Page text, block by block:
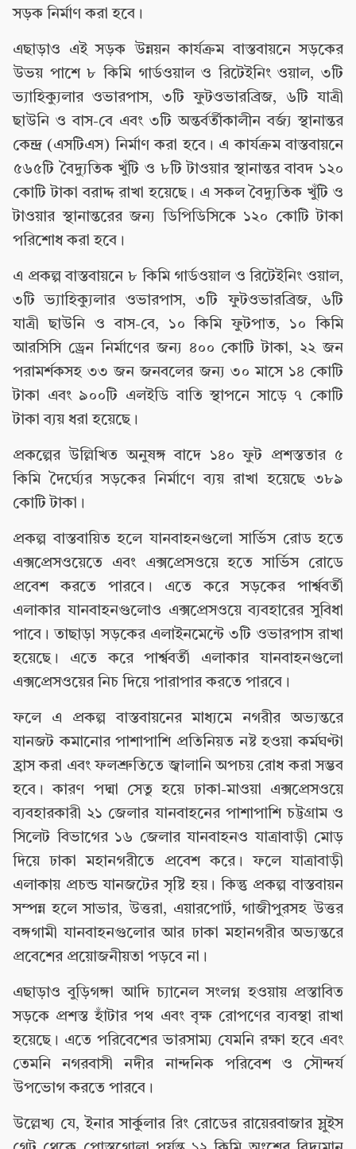
সড়ক নির্মাণ করা হবে।
এছাড়াও এই সড়ক উন্নয়ন কার্যক্রম বাস্তবায়নে সড়কের
উভয় পাশে ৮ কিমি গার্ডওয়াল ও রিটেইনিং ওয়াল, ৩টি
ভ্যাহিক্যুলার ওভারপাস, ৩টি ফুটওভারব্রিজ, ৬টি যাত্রী
ছাউনি ও বাস-বে এবং ৩টি অন্তর্বর্তীকালীন বর্জ্য স্থানান্তর
কেন্দ্র (এসটিএস) নির্মাণ করা হবে। এ কার্যক্রম বাস্তবায়নে
৫৬৫টি বৈদ্যুতিক খুঁটি ও ৮টি টাওয়ার স্থানান্তর বাবদ ১২০
কোটি টাকা বরাদ্দ রাখা হয়েছে। এ সকল বৈদ্যুতিক খুঁটি ও
টাওয়ার স্থানান্তরের জন্য ডিপিডিসিকে ১২০ কোটি টাকা
পরিশোধ করা হবে।
এ প্রকল্প বাস্তবায়নে ৮ কিমি গার্ডওয়াল ও রিটেইনিং ওয়াল,
৩টি ভ্যাহিক্যুলার ওভারপাস, ৩টি ফুটওভারব্রিজ, ৬টি
যাত্রী ছাউনি ও বাস-বে, ১০ কিমি ফুটপাত, ১০ কিমি
আরসিসি ড্রেন নির্মাণের জন্য ৪০০ কোটি টাকা, ২২ জন
পরামর্শকসহ ৩৩ জন জনবলের জন্য ৩০ মাসে ১৪ কোটি
টাকা এবং ৯০০টি এলইডি বাতি স্থাপনে সাড়ে ৭ কোটি
টাকা ব্যয় ধরা হয়েছে।
প্রকল্পের উল্লিখিত অনুষঙ্গ বাদে ১৪০ ফুট প্রশস্ততার ৫
কিমি দৈর্ঘ্যের সড়কের নির্মাণে ব্যয় রাখা হয়েছে ৩৮৯
কোটি টাকা।
প্রকল্প বাস্তবায়িত হলে যানবাহনগুলো সার্ভিস রোড হতে
এক্সপ্রেসওয়েতে এবং এক্সপ্রেসওয়ে হতে সার্ভিস রোডে
প্রবেশ করতে পারবে। এতে করে সড়কের পার্শ্ববর্তী
এলাকার যানবাহনগুলোও এক্সপ্রেসওয়ে ব্যবহারের সুবিধা
পাবে। তাছাড়া সড়কের এলাইনমেন্টে ৩টি ওভারপাস রাখা
হয়েছে। এতে করে পার্শ্ববর্তী এলাকার যানবাহনগুলো
এক্সপ্রেসওয়ের নিচ দিয়ে পারাপার করতে পারবে।
ফলে এ প্রকল্প বাস্তবায়নের মাধ্যমে নগরীর অভ্যন্তরে
যানজট কমানোর পাশাপাশি প্রতিনিয়ত নষ্ট হওয়া কর্মঘণ্টা
হ্রাস করা এবং ফলশ্রুতিতে জ্বালানি অপচয় রোধ করা সম্ভব
হবে। কারণ পদ্মা সেতু হয়ে ঢাকা-মাওয়া এক্সপ্রেসওয়ে
ব্যবহারকারী ২১ জেলার যানবাহনের পাশাপাশি চট্টগ্রাম ও
সিলেট বিভাগের ১৬ জেলার যানবাহনও যাত্রাবাড়ী মোড়
দিয়ে ঢাকা মহানগরীতে প্রবেশ করে। ফলে যাত্রাবাড়ী
এলাকায় প্রচন্ড যানজটের সৃষ্টি হয়। কিন্তু প্রকল্প বাস্তবায়ন
সম্পন্ন হলে সাভার, উত্তরা, এয়ারপোর্ট, গাজীপুরসহ উত্তর
বঙ্গগামী যানবাহনগুলোর আর ঢাকা মহানগরীর অভ্যন্তরে
প্রবেশের প্রয়োজনীয়তা পড়বে না।
এছাড়াও বুড়িগঙ্গা আদি চ্যানেল সংলগ্ন হওয়ায় প্রস্তাবিত
সড়কে প্রশস্ত হাঁটার পথ এবং বৃক্ষ রোপণের ব্যবস্থা রাখা
হয়েছে। এতে পরিবেশের ভারসাম্য যেমনি রক্ষা হবে এবং
তেমনি নগরবাসী নদীর নান্দনিক পরিবেশ ও সৌন্দর্য
উপভোগ করতে পারবে।
উল্লেখ্য যে, ইনার সার্কুলার রিং রোডের রায়েরবাজার স্লুইস